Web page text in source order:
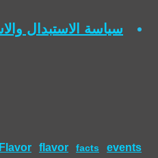
سياسة الاستبدال
events
facts
flavor